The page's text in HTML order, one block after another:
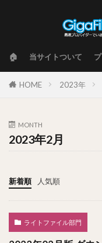
🏠 当サイトついて
HOME 2023年
MONTH
2023年2月
新着順 人気順
ライトファイル部門